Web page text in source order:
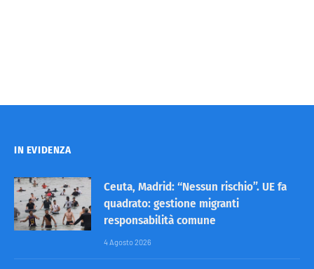
IN EVIDENZA
Ceuta, Madrid: “Nessun rischio”. UE fa
quadrato: gestione migranti
responsabilità comune
4 Agosto 2026